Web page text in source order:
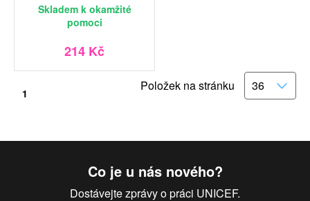
Skladem k okamžité
pomoci
214 Kč
1 Položek na stránku
Co je u nás nového?
Dostávejte zprávy o práci UNICEF.